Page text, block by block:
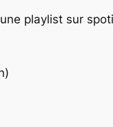
playlist sur